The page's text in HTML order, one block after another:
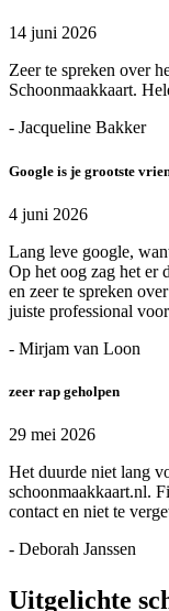
14 juni 2026
Zeer te spreken over
Schoonmaakkaart.
- Jacqueline Bakker
Google is je grootste
4 juni 2026
Lang leve google,
Op het oog zag het er
en zeer te spreken
juiste professional
- Mirjam van Loon
zeer rap geholpen
29 mei 2026
Het duurde niet lang
schoonmaakkaart.nl.
contact en niet te
- Deborah Janssen
Uitgelichte